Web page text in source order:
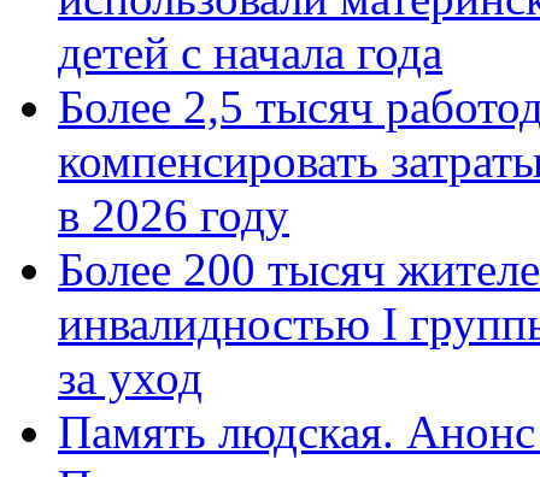
детей с начала года
Более 2,5 тысяч
компенсировать
в 2026 году
Более 200 тысяч
инвалидностью I
за уход
Память людская.